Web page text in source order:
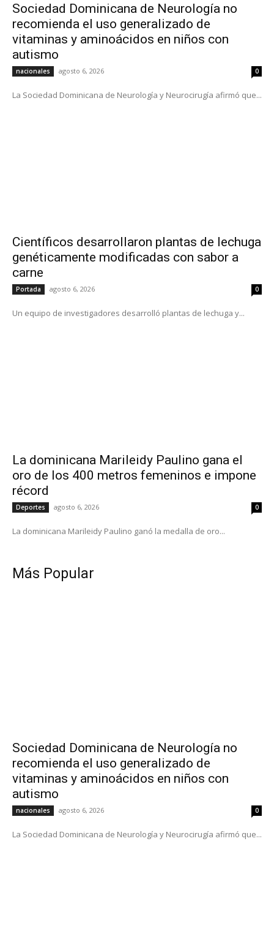
Sociedad Dominicana de Neurología no
recomienda el uso generalizado de
vitaminas y aminoácidos en niños con
autismo
nacionales agosto 6, 2026 0
La Sociedad Dominicana de Neurología y Neurocirugía afirmó que...
Científicos desarrollaron plantas de lechuga
genéticamente modificadas con sabor a
carne
Portada agosto 6, 2026 0
Un equipo de investigadores desarrolló plantas de lechuga y...
La dominicana Marileidy Paulino gana el
oro de los 400 metros femeninos e impone
récord
Deportes agosto 6, 2026 0
La dominicana Marileidy Paulino ganó la medalla de oro...
Más Popular
Sociedad Dominicana de Neurología no
recomienda el uso generalizado de
vitaminas y aminoácidos en niños con
autismo
nacionales agosto 6, 2026 0
La Sociedad Dominicana de Neurología y Neurocirugía afirmó que...